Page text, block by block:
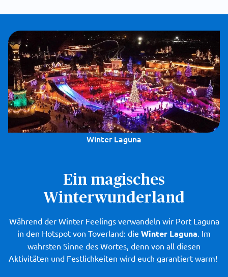
Winter Laguna
Ein magisches
Winterwunderland
Während der Winter Feelings verwandeln wir Port Laguna
in den Hotspot von Toverland: die Winter Laguna. Im
wahrsten Sinne des Wortes, denn von all diesen
Aktivitäten und Festlichkeiten wird euch garantiert warm!